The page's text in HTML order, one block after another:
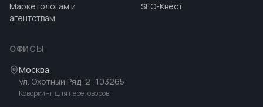
Маркетологам и
агентствам
SEO-Квест
ОФИСЫ
Москва
ул. Охотный Ряд, 2 · 103265
Коворкинг для переговоров